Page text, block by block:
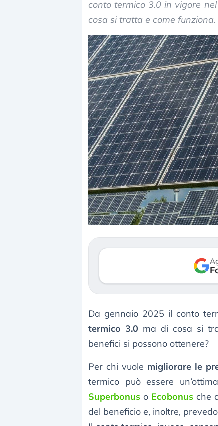
conto termico 3.0 in vigore
cosa si tratta e come funziona.
Da gennaio 2025 il conto
termico 3.0 ma di cosa si
benefici si possono ottenere?
Per chi vuole migliorare le
termico può essere
Superbonus o Ecobonusche
del beneficio e, inoltre,
Dalle valutazioni
correzione. Cosa
repricing degli
mostrando segni di
verso le (…)